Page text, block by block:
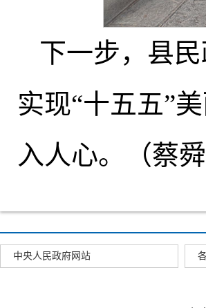
下一步， 县
实现“十五五”
入人心。（蔡舜
中央人民政府网站